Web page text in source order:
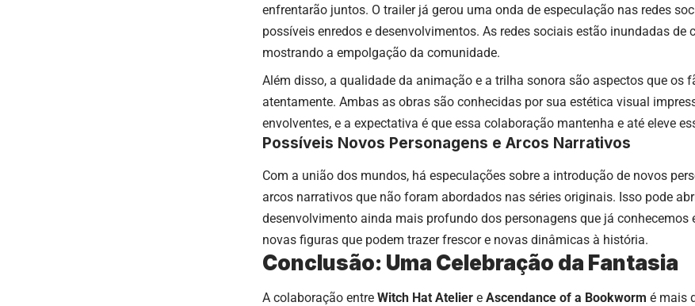
enfrentarão juntos. O trailer já gerou uma onda de especulação nas redes
possíveis enredos e desenvolvimentos. As redes sociais estão inundadas de
mostrando a empolgação da comunidade.
Além disso, a qualidade da animação e a trilha sonora são aspectos que os
atentamente. Ambas as obras são conhecidas por sua estética visual
envolventes, e a expectativa é que essa colaboração mantenha e até eleve
Possíveis Novos Personagens e Arcos Narrativos
Com a união dos mundos, há especulações sobre a introdução de novos
arcos narrativos que não foram abordados nas séries originais. Isso pode
desenvolvimento ainda mais profundo dos personagens que já conhecemos
novas figuras que podem trazer frescor e novas dinâmicas à história.
Conclusão: Uma Celebração da Fantasia
A colaboração entre Witch Hat Atelier e Ascendance of a Bookworm é mais